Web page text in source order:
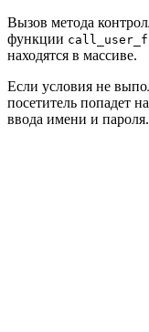
Вызов метода
функции
находятся в массиве.
Если условия не
посетитель попадет
ввода имени и пароля.